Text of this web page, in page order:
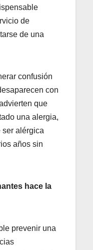
de
de una
confusión
con
que
una alergia,
ser alérgica
años sin
hace la
prevenir una